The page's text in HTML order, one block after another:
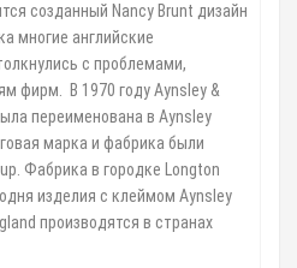
созданный Nancy Brunt дизайн
многие английские
с проблемами,
фирм. В 1970 году Aynsley &
переименована в Aynsley
марка и фабрика были
Фабрика в городке Longton
изделия с клеймом Aynsley
производятся в странах